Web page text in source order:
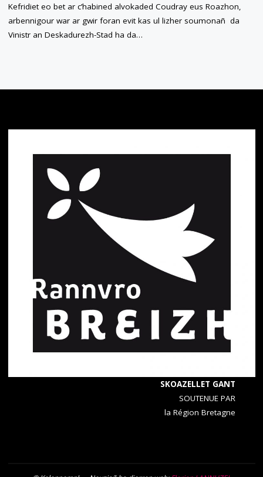
Kefridiet eo bet ar c’habined alvokaded Coudray eus Roazhon,
arbennigour war ar gwir foran evit kas ul lizher soumonañ da
Vinistr an Deskadurezh-Stad ha da…
SKOAZELLET GANT
SOUTENUE PAR
la Région Bretagne